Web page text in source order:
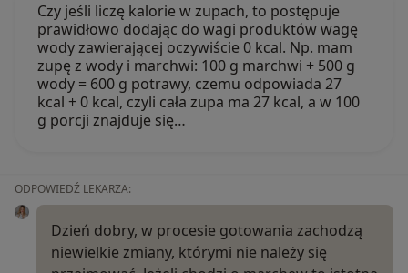
Czy jeśli liczę kalorie w zupach, to postępuje
prawidłowo dodając do wagi produktów wagę
wody zawierającej oczywiście 0 kcal. Np. mam
zupę z wody i marchwi: 100 g marchwi + 500 g
wody = 600 g potrawy, czemu odpowiada 27
kcal + 0 kcal, czyli cała zupa ma 27 kcal, a w 100
g porcji znajduje się…
ODPOWIEDŹ LEKARZA:
Dzień dobry, w procesie gotowania zachodzą
niewielkie zmiany, którymi nie należy się